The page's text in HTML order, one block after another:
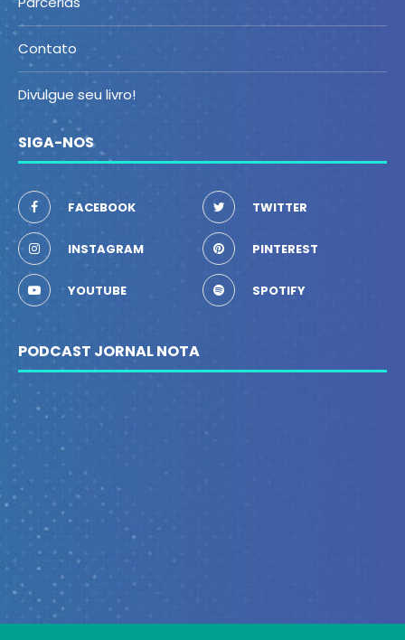
Contato
Divulgue seu livro!
SIGA-NOS
FACEBOOK TWITTER
INSTAGRAM PINTEREST
YOUTUBE SPOTIFY
PODCAST JORNAL NOTA